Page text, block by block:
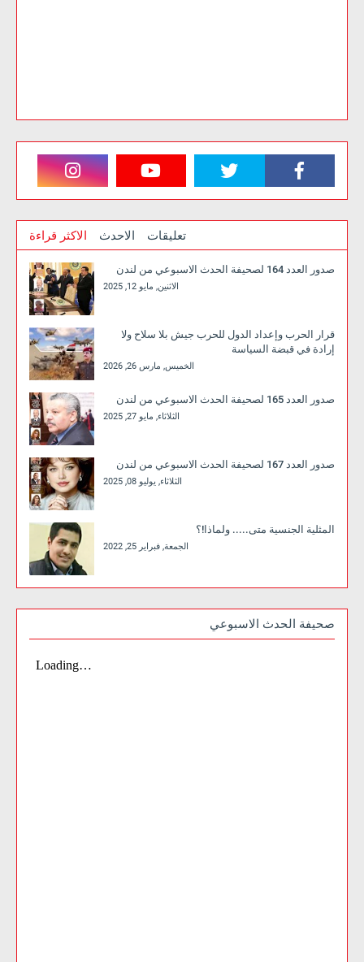
الاكثر قراءة الاحدث تعليقات
صدور العدد 164 لصحيفة الحدث الاسبوعي من لندن
الاثنين, مايو 12, 2025
قرار الحرب وإعداد الدول للحرب جيش بلا سلاح ولا
إرادة في قبضة السياسة
الخميس, مارس 26, 2026
صدور العدد 165 لصحيفة الحدث الاسبوعي من لندن
الثلاثاء, مايو 27, 2025
صدور العدد 167 لصحيفة الحدث الاسبوعي من لندن
الثلاثاء, يوليو 08, 2025
المثلية الجنسية متى..... ولماذا!؟
الجمعة, فبراير 25, 2022
صحيفة الحدث الاسبوعي